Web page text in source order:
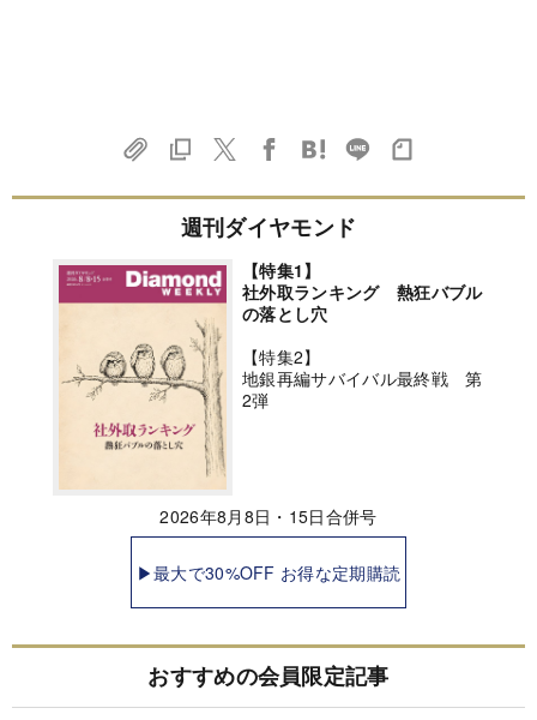
週刊ダイヤモンド
【特集1】
社外取ランキング 熱狂バブル
の落とし穴
【特集2】
地銀再編サバイバル最終戦 第
2弾
2026年8月8日・15日合併号
▶最大で30%OFF お得な定期購読
おすすめの会員限定記事